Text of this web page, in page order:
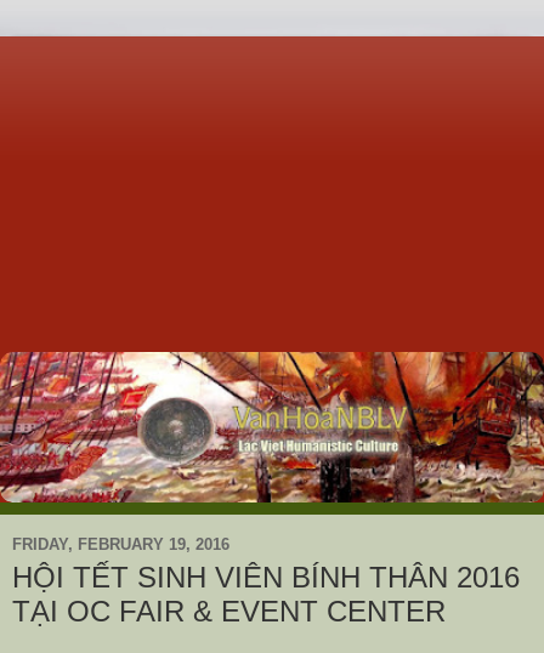
FRIDAY, FEBRUARY 19, 2016
HỘI TẾT SINH VIÊN BÍNH THÂN 2016
TẠI OC FAIR & EVENT CENTER